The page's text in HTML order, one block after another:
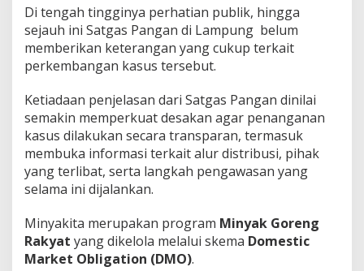
u
g
J
a
i
o
r
o
a
n
Di tengah tingginya perhatian publik, hingga
sejauh ini Satgas Pangan di Lampung belum
memberikan keterangan yang cukup terkait
perkembangan kasus tersebut.
Ketiadaan penjelasan dari Satgas Pangan dinilai
semakin memperkuat desakan agar penanganan
kasus dilakukan secara transparan, termasuk
membuka informasi terkait alur distribusi, pihak
yang terlibat, serta langkah pengawasan yang
selama ini dijalankan.
Minyakita merupakan program Minyak Goreng
Rakyat yang dikelola melalui skema Domestic
Market Obligation (DMO).